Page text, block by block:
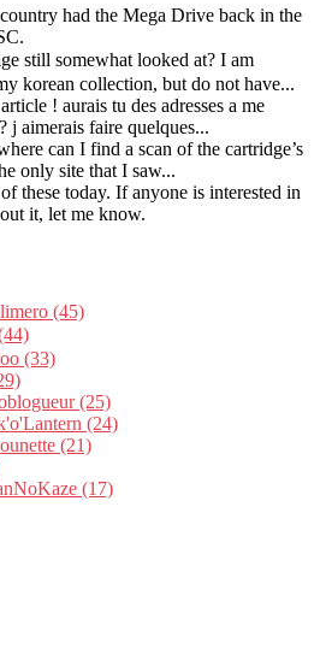
had the Mega Drive back in the
still somewhat looked at? I am
korean collection, but do not have...
! aurais tu des adresses a me
j aimerais faire quelques...
can I find a scan of the cartridge’s
only site that I saw...
these today. If anyone is interested in
it, let me know.
(45)
(33)
(25)
(24)
(21)
(17)